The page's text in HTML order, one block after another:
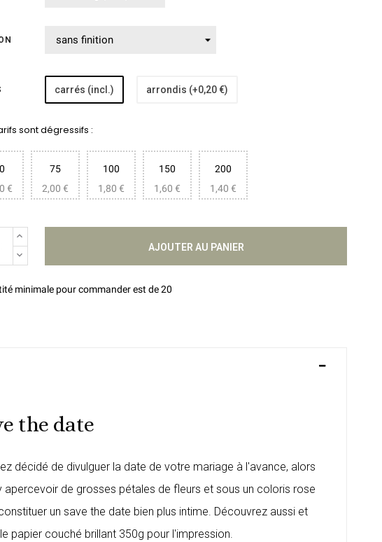
carrés (incl.) arrondis (+0,20 €)
sont dégressifs :
€
75
2,00 €
100
1,80 €
150
1,60 €
200
1,40 €
AJOUTER AU PANIER
minimale pour commander est de 20
the date
décidé de divulguer la date de votre mariage à l'avance, alors
de grosses pétales de fleurs et sous un coloris rose
un save the date bien plus intime. Découvrez aussi et
papier couché brillant 350g pour l'impression.